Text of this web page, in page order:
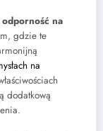
odporność na
gdzie te
na
dodatkową